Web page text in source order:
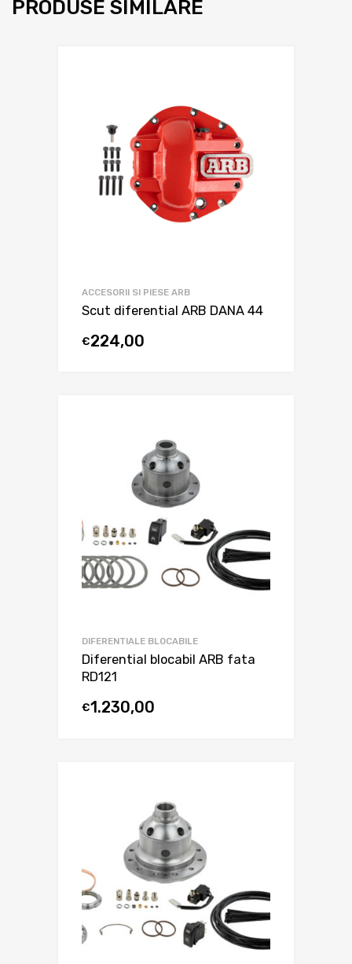
PRODUSE SIMILARE
ACCESORII SI PIESE ARB
Scut diferential ARB DANA 44
€224,00
DIFERENTIALE BLOCABILE
Diferential blocabil ARB fata
RD121
€1.230,00